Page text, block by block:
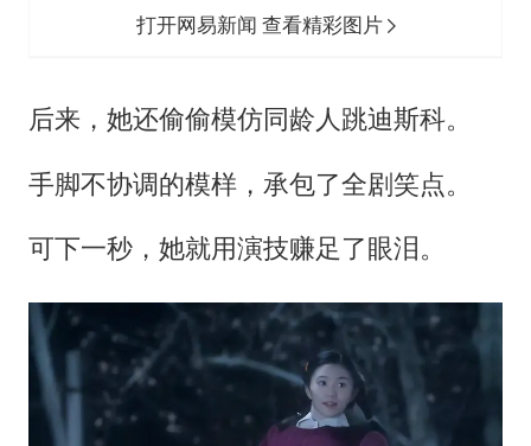
打开网易新闻 查看精彩图片
后来，她还偷偷模仿同龄人跳迪斯科。
手脚不协调的模样，承包了全剧笑点。
可下一秒，她就用演技赚足了眼泪。